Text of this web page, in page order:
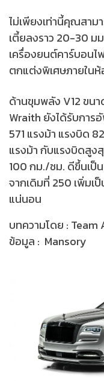
ไม่เพียงเท่านี้คุณสาม
เตี้ยลงราว 20-30 ม
เครื่องยนต์คาร์บอนไ
ตกแต่งพิเศษภายใน
ด้านขุมพลัง V12 ขนา
Wraith ยังได้รับการ
571 แรงม้า แรงบิด
แรงม้า กับแรงบิดสูง
100 กม./ชม. ดีขึ้นเป็
จากเดิมที่ 250 เพิ่มเ
แน่นอน
บทความโดย :
ข้อมูล : Mansory